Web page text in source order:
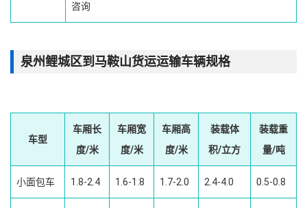
咨询
泉州鲤城区到马鞍山货运运输车辆规格
车型
车厢长
度/米
车厢宽
度/米
车厢高
度/米
装载体
积/立方
装载重
量/吨
小面包车 1.8-2.4 1.6-1.8 1.7-2.0 2.4-4.0 0.5-0.8